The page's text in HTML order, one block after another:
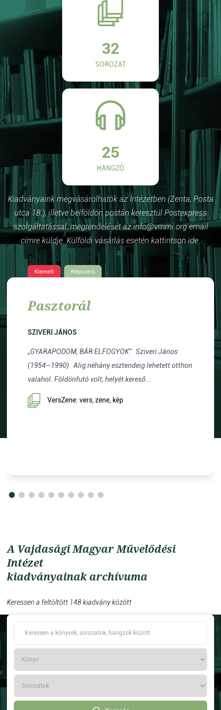
32
SOROZAT
25
HANGZÓ
Kiadványaink megvásárolhatók az Intézetben (Zenta, Posta
utca 18.), illetve belföldön postán keresztül Postexpress
szolgáltatással, megrendelését az info@vmmi.org email
címre küldje. Külföldi vásárlás esetén kattintson ide.
Kiemelt Népszerű
Pasztorál
SZIVERI JÁNOS
„GYARAPODOM, BÁR ELFOGYOK” Sziveri János
(1954–1990) Alig néhány esztendeig lehetett otthon
valahol. Földönfutó volt, helyét kereső...
VersZene: vers, zene, kép
A Vajdasági Magyar Művelődési
Intézet
kiadványainak archívuma
Keressen a feltöltött 148 kiadvány között